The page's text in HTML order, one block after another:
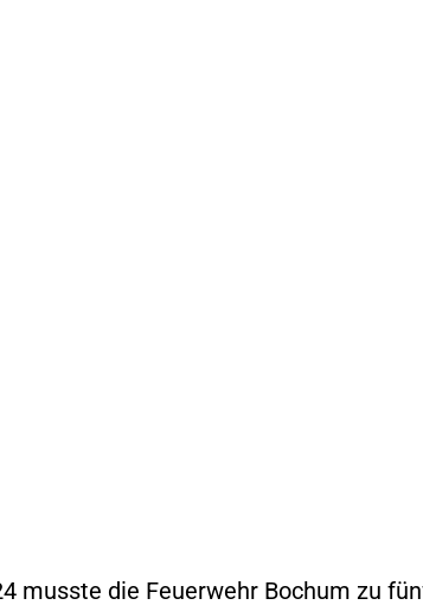
musste die Feuerwehr Bochum zu